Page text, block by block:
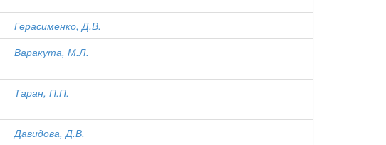
Герасименко, Д.В.
Варакута, М.Л.
Таран, П.П.
Давидова, Д.В.